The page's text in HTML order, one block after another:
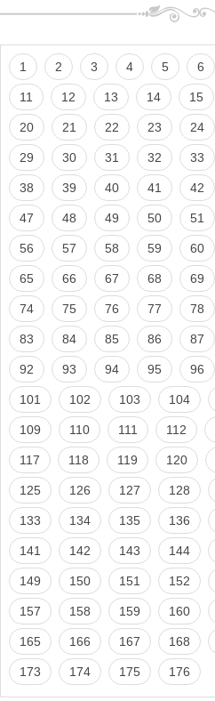
1 2 3 4 5 6
11 12 13 14 15
20 21 22 23 24
29 30 31 32 33
38 39 40 41 42
47 48 49 50 51
56 57 58 59 60
65 66 67 68 69
74 75 76 77 78
83 84 85 86 87
92 93 94 95 96
101 102 103 104
109 110 111 112
117 118 119 120
125 126 127 128
133 134 135 136
141 142 143 144
149 150 151 152
157 158 159 160
165 166 167 168
173 174 175 176